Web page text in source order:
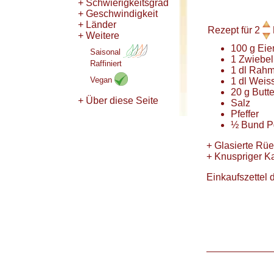
+ Schwierigkeitsgrad
+ Geschwindigkeit
+ Länder
+ Weitere
Saisonal
Raffiniert
Vegan
+ Über diese Seite
Rezept für 2
100 g
1 Zwiebel
1 dl
1 dl
20 g
Salz
Pfeffer
½ Bund
+ Glasierte
+ Knuspriger
Einkaufszettel